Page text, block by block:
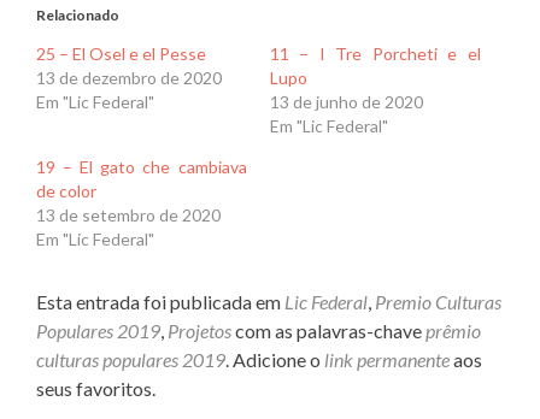
Relacionado
25 – El Osel e el Pesse
13 de dezembro de 2020
Em "Lic Federal"
11 – I Tre Porcheti e el
Lupo
13 de junho de 2020
Em "Lic Federal"
19 – El gato che cambiava
de color
13 de setembro de 2020
Em "Lic Federal"
Esta entrada foi publicada em Lic Federal, Premio Culturas
Populares 2019, Projetoscom as palavras-chaveprêmio
culturas populares 2019. Adicione o link permanenteaos
seus favoritos.